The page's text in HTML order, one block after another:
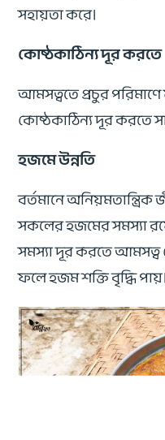
সহায়তা করে।
কোষ্ঠকাঠিন্য দূর করতে
আমসত্বতে প্রচুর
কোষ্ঠকাঠিন্য দূর করতে
হজমে উন্নতি
বর্তমানে
সকলের হজমের সমস্যা
সমস্যা দূর করতে আমসত্ব
ফলে হজম শক্তি বৃদ্ধি পায়।